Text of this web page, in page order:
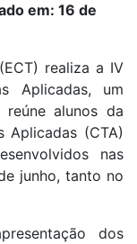
em: 16 de
realiza a IV
Aplicadas, um
alunos da
Aplicadas (CTA)
nas
junho, tanto no
dos